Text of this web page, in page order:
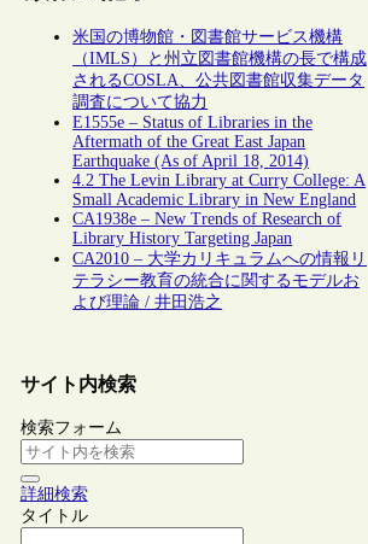
米国の博物館・図書館サービス機構
（IMLS）と州立図書館機構の長で構成
されるCOSLA、公共図書館収集データ
調査について協力
E1555e – Status of Libraries in the
Aftermath of the Great East Japan
Earthquake (As of April 18, 2014)
4.2 The Levin Library at Curry College: A
Small Academic Library in New England
CA1938e – New Trends of Research of
Library History Targeting Japan
CA2010 – 大学カリキュラムへの情報リ
テラシー教育の統合に関するモデルお
よび理論 / 井田浩之
サイト内検索
検索フォーム
詳細検索
タイトル